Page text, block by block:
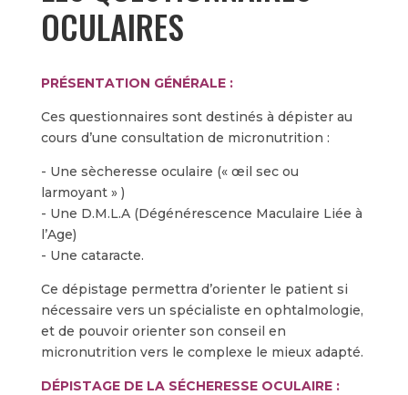
OCULAIRES
PRÉSENTATION GÉNÉRALE :
Ces questionnaires sont destinés à dépister au
cours d’une consultation de micronutrition :
- Une sècheresse oculaire (« œil sec ou
larmoyant » )
- Une D.M.L.A (Dégénérescence Maculaire Liée à
l’Age)
- Une cataracte.
Ce dépistage permettra d’orienter le patient si
nécessaire vers un spécialiste en ophtalmologie,
et de pouvoir orienter son conseil en
micronutrition vers le complexe le mieux adapté.
DÉPISTAGEDE LA SÉCHERESSEOCULAIRE :